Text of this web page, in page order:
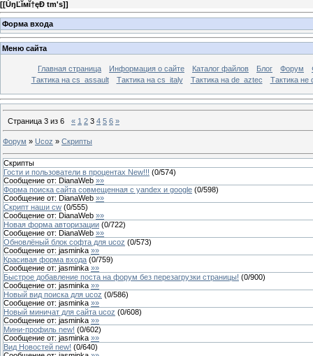
[[ŮŋĽĭмĭ†ęÐ tm's]]
Форма входа
Меню сайта
Главная страница Информация о сайте Каталог файлов Блог Форум
Тактика на сs_assault
Тактика на cs_italy Тактика на de_aztec Тактика не
Страница 3 из 6 « 1 2 3 4 5 6 »
Форум » Ucoz » Скрипты
Скрипты
Гости и пользователи в процентах New!!! (0/574)
Сообщение от: DianaWeb »»
Форма поиска сайта совмещенная с yandex и google (0/598)
Сообщение от: DianaWeb »»
Скрипт наши cw (0/555)
Сообщение от: DianaWeb »»
Новая форма авторизации (0/722)
Сообщение от: DianaWeb »»
Обновлёный блок софта для ucoz (0/573)
Сообщение от: jasminka »»
Красивая форма входа (0/759)
Сообщение от: jasminka »»
Быстрое добавление поста на форум без перезагрузки страницы! (0/900)
Сообщение от: jasminka »»
Новый вид поиска для ucoz (0/586)
Сообщение от: jasminka »»
Новый миничат для сайта ucoz (0/608)
Сообщение от: jasminka »»
Мини-профиль new! (0/602)
Сообщение от: jasminka »»
Вид Новостей new! (0/640)